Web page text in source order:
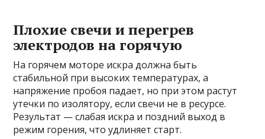
Плохие свечи и перегрев
электродов на горячую
На горячем моторе искра должна быть
стабильной при высоких температурах, а
напряжение пробоя падает, но при этом растут
утечки по изолятору, если свечи не в ресурсе.
Результат — слабая искра и поздний выход в
режим горения, что удлиняет старт.